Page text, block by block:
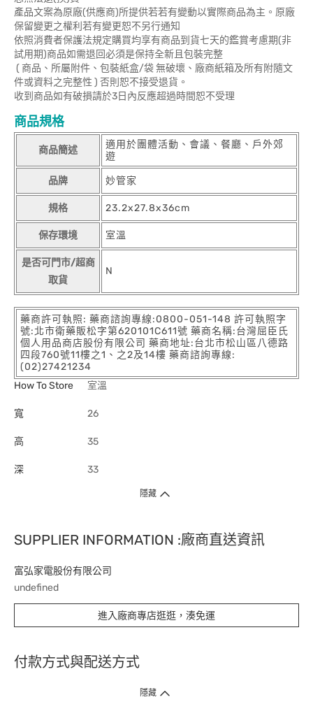
產品文案為原廠(供應商)所提供若若有變動以實際商品為主。原廠
保留變更之權利若有變更恕不另行通知
依照消費者保護法規定購買均享有商品到貨七天的鑑賞考慮期(非
試用期)商品如需退回必須是保持全新且包裝完整
( 商品、所屬附件、包裝紙盒/袋 無破壞、廠商紙箱及所有附隨文
件或資料之完整性 ) 否則恕不接受退貨。
收到商品如有破損請於3日內反應超過時間恕不受理
商品規格
商品簡述
適用於團體活動、會議、餐廳、戶外郊
遊
品牌 妙管家
規格 23.2x27.8x36cm
保存環境 室溫
是否可門市/超商
取貨
N
藥商許可執照: 藥商諮詢專線:0800-051-148 許可執照字
號:北市衛藥販松字第620101C611號 藥商名稱:台灣屈臣氏
個人用品商店股份有限公司 藥商地址:台北市松山區八德路
四段760號11樓之1、之2及14樓 藥商諮詢專線:
(02)27421234
How To Store
室溫
寬 26
高 35
深 33
隱藏
SUPPLIER INFORMATION :廠商直送資訊
富弘家電股份有限公司
undefined
進入廠商專店逛逛，湊免運
付款方式與配送方式
隱藏